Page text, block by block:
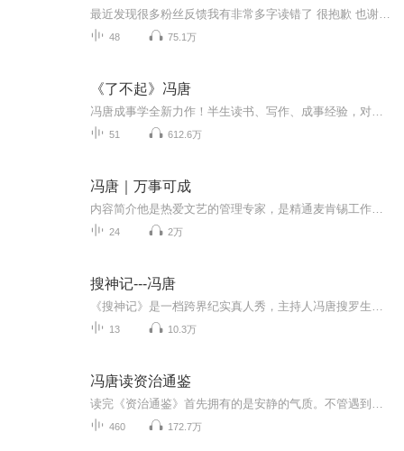
48 75.1万
《了不起》冯唐
51 612.6万
冯唐｜万事可成
24 2万
搜神记---冯唐
13 10.3万
冯唐读资治通鉴
460 172.7万